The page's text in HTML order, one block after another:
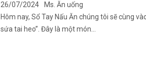
26/07/2024
Ms. Ăn uống
Hôm nay, Sổ Tay Nấu Ăn chúng tôi sẽ cùng
sứa tai heo”. Đây là một món…